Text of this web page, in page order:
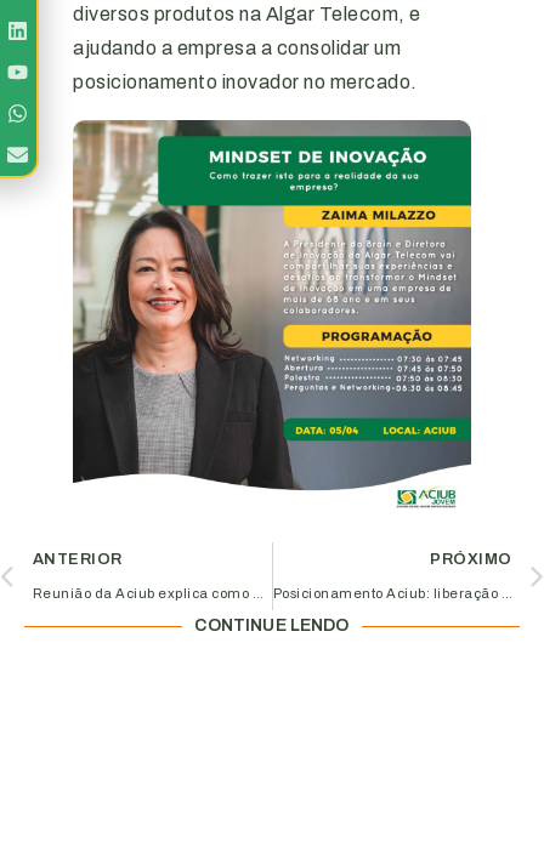
diversos produtos na Algar Telecom, e
ajudando a empresa a consolidar um
posicionamento inovador no mercado.
ANTERIOR PRÓXIMO
CONTINUE LENDO